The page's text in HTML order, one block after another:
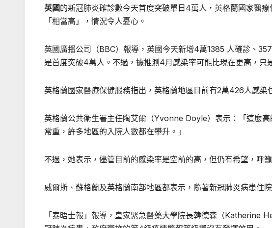
英國的新冠肺炎確診數今天首度突破單日4萬人，英格蘭國家醫
「相當高」，情況令人憂心。
英國廣播公司（BBC）報導，英國今天新增4萬1385 人確診、
是首度突破4萬人。不過，據推測4月感染率可能比現在更高，只
英格蘭國家醫療保健服務指出，英格蘭地區目前有2萬426人感染
英格蘭公共衛生署主任陶艾爾（Yvonne Doyle）表示：「這麼
常重，許多地區的入院人數都在攀升。」
不過，她表示，儘管目前的感染率是空前的高，但仍有希望，呼
威爾斯、蘇格蘭及英格蘭南部地區都表示，隨著新冠肺炎病患住
「泰晤士報」報導，皇家緊急醫藥大學院長韓德森（Katherine